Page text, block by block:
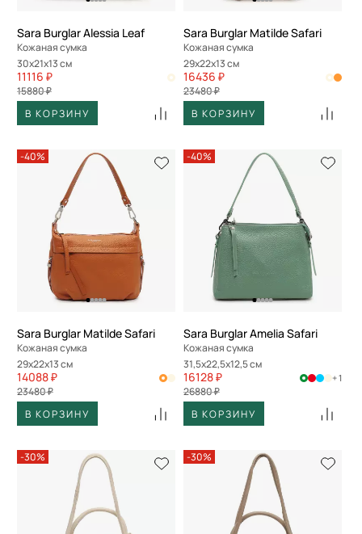
Sara Burglar Alessia Leaf
Кожаная сумка
30x21x13 см
11116 ₽
15880 ₽
В КОРЗИНУ
Sara Burglar Matilde Safari
Кожаная сумка
29x22x13 см
16436 ₽
23480 ₽
В КОРЗИНУ
-40%
Sara Burglar Matilde Safari
Кожаная сумка
29x22x13 см
14088 ₽
23480 ₽
В КОРЗИНУ
-40%
Sara Burglar Amelia Safari
Кожаная сумка
31,5x22,5x12,5 см
16128 ₽
26880 ₽
+ 1
В КОРЗИНУ
-30% -30%